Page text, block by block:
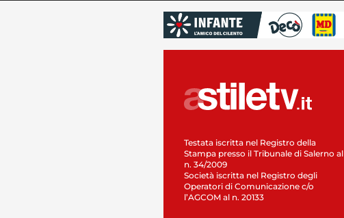
Testata iscritta nel Registro della
Stampa presso il Tribunale di Salerno al
n. 34/2009
Società iscritta nel Registro degli
Operatori di Comunicazione c/o
l’AGCOM al n. 20133